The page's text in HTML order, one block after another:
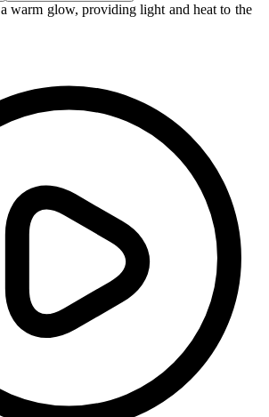
a warm glow, providing light and heat to the